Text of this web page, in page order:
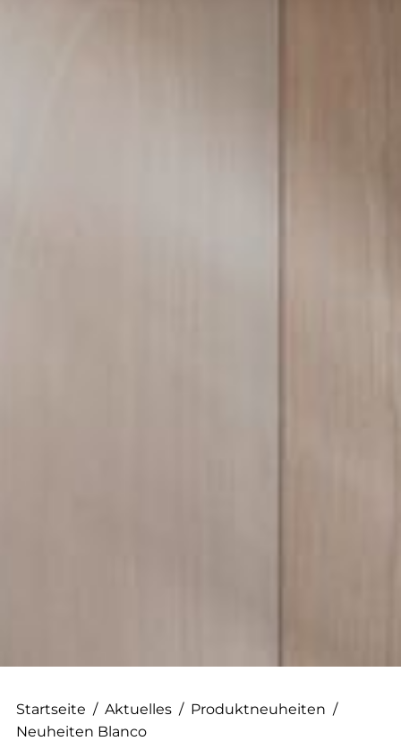
--
--
Startseite / Aktuelles / Produktneuheiten /
Neuheiten Blanco